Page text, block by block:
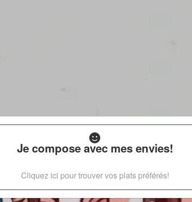
Je compose avec mes envies!
Cliquez ici pour trouver vos plats préférés!